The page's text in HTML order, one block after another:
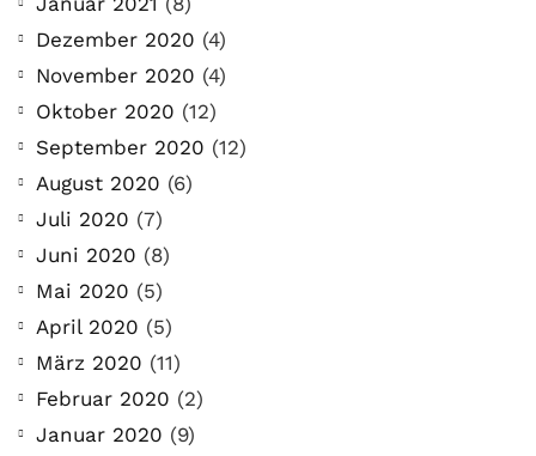
Dezember 2020 (4)
November 2020 (4)
Oktober 2020 (12)
September 2020 (12)
August 2020 (6)
Juli 2020 (7)
Juni 2020 (8)
Mai 2020 (5)
April 2020 (5)
März 2020 (11)
Februar 2020 (2)
Januar 2020 (9)